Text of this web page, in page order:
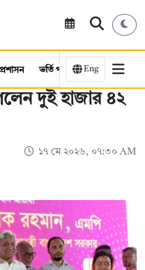
ভর্তি পরীক্ষা কর্মসংস্থান
Eng
দুই হাজার ৪২
১৭ মে ২০২৬, ০৭:৩০ AM